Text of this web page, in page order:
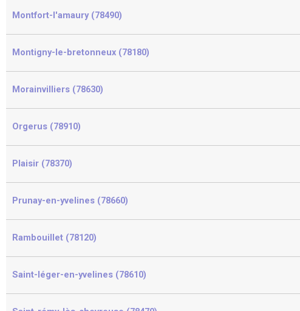
Montfort-l'amaury (78490)
Montigny-le-bretonneux (78180)
Morainvilliers (78630)
Orgerus (78910)
Plaisir (78370)
Prunay-en-yvelines (78660)
Rambouillet (78120)
Saint-léger-en-yvelines (78610)